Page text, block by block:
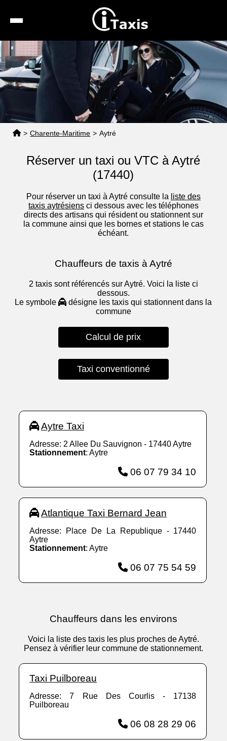
Recherche
Calcul de tarif
Taxis conventionnés
Espace pro
> Charente-Maritime > Aytré
Réserver un taxi ou VTC à Aytré
(17440)
Pour réserver un taxi à Aytré consulte la liste des
taxis aytrésiensci dessous avec les téléphones
directs des artisans qui résident ou stationnent sur
la commune ainsi que les bornes et stations le cas
échéant.
Chauffeurs de taxis à Aytré
2 taxis sont référencés sur Aytré. Voici la liste ci
dessous.
Le symbole
désigne les taxis qui stationnent dans la
commune
Calcul de prix
Taxi conventionné
Aytre Taxi
Adresse: 2 Allee Du Sauvignon - 17440 Aytre
Stationnement: Aytre
06 07 79 34 10
Atlantique Taxi Bernard Jean
Adresse: Place De La Republique - 17440
Aytre
Stationnement: Aytre
06 07 75 54 59
Chauffeurs dans les environs
Voici la liste des taxis les plus proches de Aytré.
Pensez à vérifier leur commune de stationnement.
Taxi Puilboreau
Adresse: 7 Rue Des Courlis - 17138
Puilboreau
06 08 28 29 06